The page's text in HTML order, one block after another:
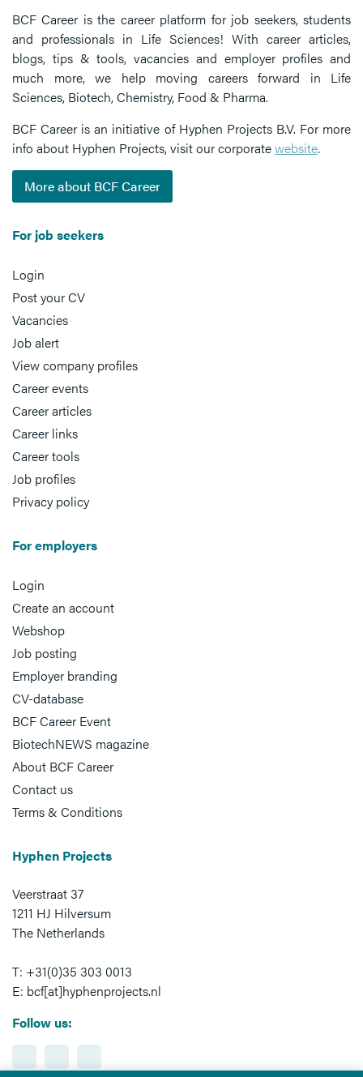
BCF Career is the career platform for job seekers, students
and professionals in Life Sciences! With career articles,
blogs, tips & tools, vacancies and employer profiles and
much more, we help moving careers forward in Life
Sciences, Biotech, Chemistry, Food & Pharma.
BCF Career is an initiative of Hyphen Projects B.V. For more
info about Hyphen Projects, visit our corporatewebsite.
More about BCF Career
For job seekers
Login
Post your CV
Vacancies
Job alert
View company profiles
Career events
Career articles
Career links
Career tools
Job profiles
Privacy policy
For employers
Login
Create an account
Webshop
Job posting
Employer branding
CV-database
BCF Career Event
BiotechNEWS magazine
About BCF Career
Contact us
Terms & Conditions
Hyphen Projects
Veerstraat 37
1211 HJ Hilversum
The Netherlands
T: +31(0)35 303 0013
E: bcf[at]hyphenprojects.nl
Follow us: